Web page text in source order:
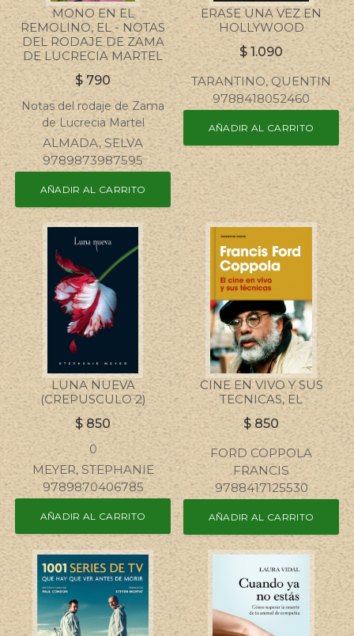
MONO EN EL
REMOLINO, EL - NOTAS
DEL RODAJE DE ZAMA
DE LUCRECIA MARTEL
$790
Notas del rodaje de Zama
de Lucrecia Martel
ALMADA, SELVA
9789873987595
AÑADIR AL CARRITO
ERASE UNA VEZ EN
HOLLYWOOD
$1.090
TARANTINO, QUENTIN
9788418052460
AÑADIR AL CARRITO
LUNA NUEVA
(CREPUSCULO 2)
$850
0
MEYER, STEPHANIE
9789870406785
AÑADIR AL CARRITO
CINE EN VIVO Y SUS
TECNICAS, EL
$850
FORD COPPOLA
FRANCIS
9788417125530
AÑADIR AL CARRITO